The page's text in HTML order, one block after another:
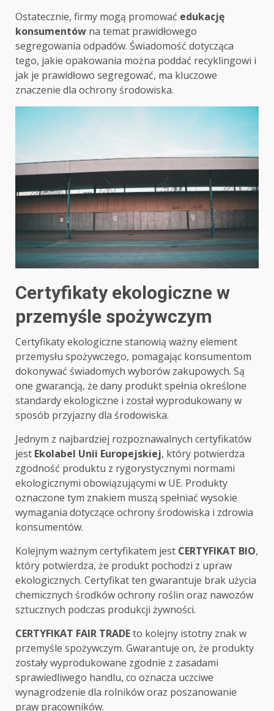
Ostatecznie, firmy mogą promować edukację
konsumentów na temat prawidłowego
segregowania odpadów. Świadomość dotycząca
tego, jakie opakowania można poddać recyklingowi i
jak je prawidłowo segregować, ma kluczowe
znaczenie dla ochrony środowiska.
Certyfikaty ekologiczne w
przemyśle spożywczym
Certyfikaty ekologiczne stanowią ważny element
przemysłu spożywczego, pomagając konsumentom
dokonywać świadomych wyborów zakupowych. Są
one gwarancją, że dany produkt spełnia określone
standardy ekologiczne i został wyprodukowany w
sposób przyjazny dla środowiska.
Jednym z najbardziej rozpoznawalnych certyfikatów
jest Ekolabel Unii Europejskiej, który potwierdza
zgodność produktu z rygorystycznymi normami
ekologicznymi obowiązującymi w UE. Produkty
oznaczone tym znakiem muszą spełniać wysokie
wymagania dotyczące ochrony środowiska i zdrowia
konsumentów.
Kolejnym ważnym certyfikatem jest CERTYFIKAT BIO,
który potwierdza, że produkt pochodzi z upraw
ekologicznych. Certyfikat ten gwarantuje brak użycia
chemicznych środków ochrony roślin oraz nawozów
sztucznych podczas produkcji żywności.
CERTYFIKAT FAIR TRADEto kolejny istotny znak w
przemyśle spożywczym. Gwarantuje on, że produkty
zostały wyprodukowane zgodnie z zasadami
sprawiedliwego handlu, co oznacza uczciwe
wynagrodzenie dla rolników oraz poszanowanie
praw pracowników.